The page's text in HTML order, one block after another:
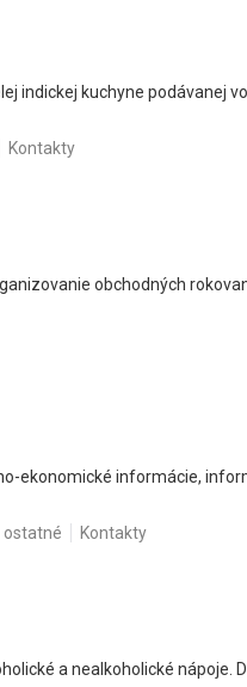
indickej kuchyne podávanej
Kontakty
obchodných
ekonomické informácie,
ostatné Kontakty
a nealkoholické nápoje.